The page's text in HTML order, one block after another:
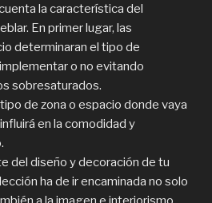
la característica del
En primer lugar, las
determinaran el tipo de
o no evitando
sobresaturados.
de zona o espacio donde vaya
en la comodidad y
del diseño y decoración de tu
ha de ir encaminada no solo